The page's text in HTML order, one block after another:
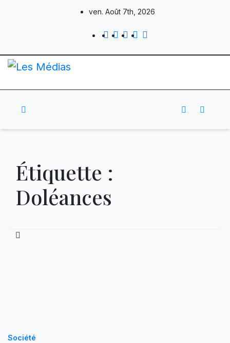
ven. Août 7th, 2026
Étiquette :
Doléances
Société